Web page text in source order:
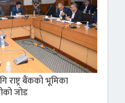
राष्ट्र बैंकको भूमिका
जोड